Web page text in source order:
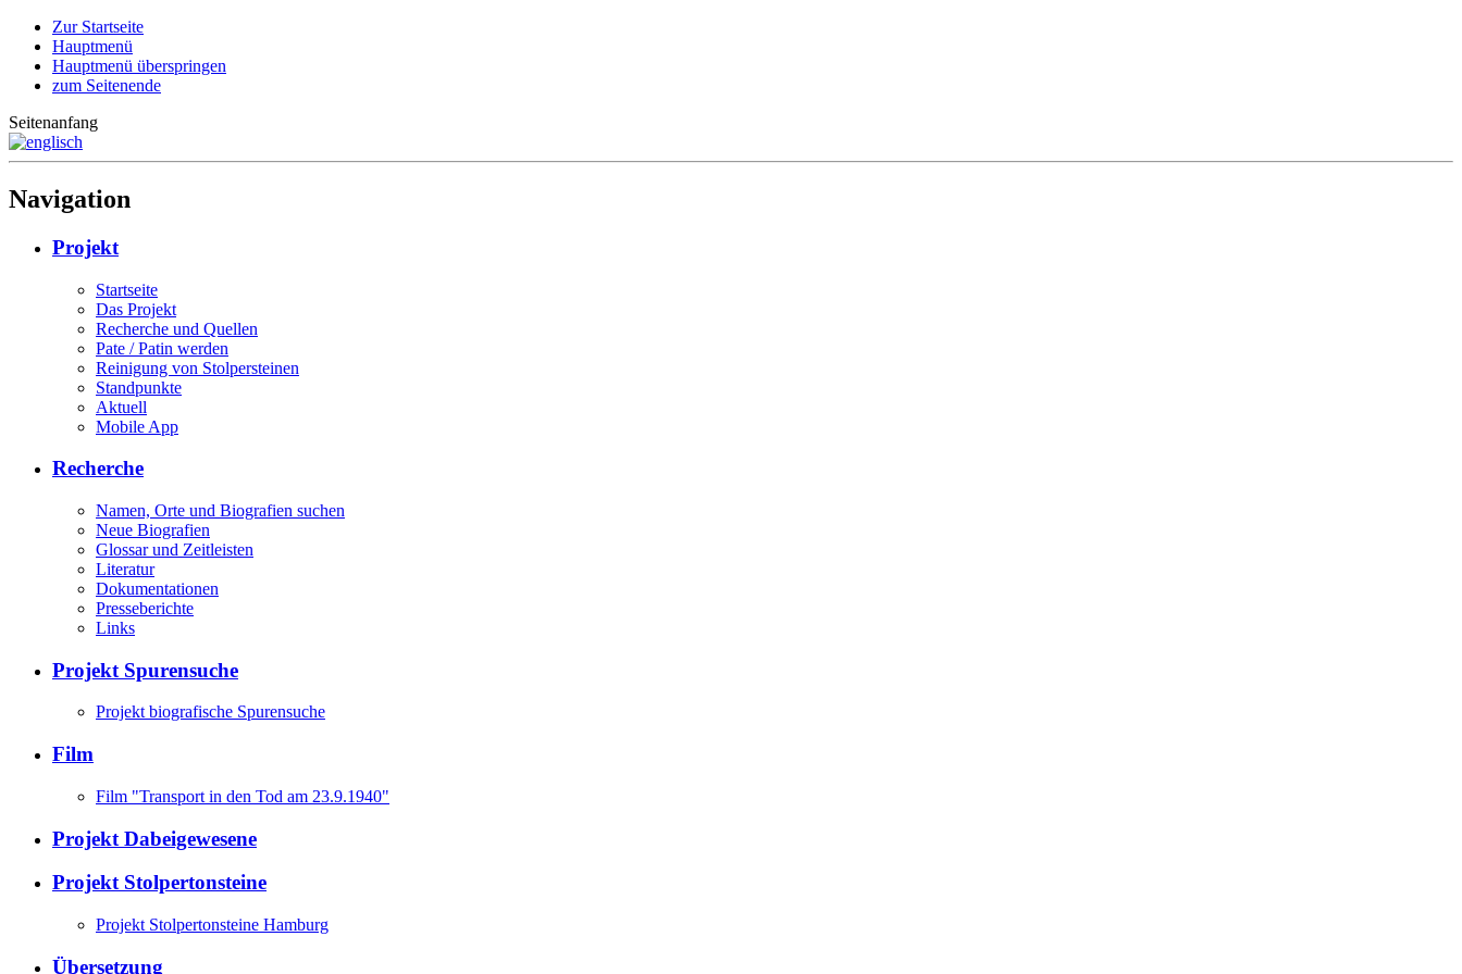
Zur Startseite
Hauptmenü
Hauptmenü überspringen
zum Seitenende
Seitenanfang
Navigation
Projekt
Startseite
Das Projekt
Recherche und Quellen
Pate / Patin werden
Reinigung von Stolpersteinen
Standpunkte
Aktuell
Mobile App
Recherche
Namen, Orte und Biografien suchen
Neue Biografien
Glossar und Zeitleisten
Literatur
Dokumentationen
Presseberichte
Links
Projekt Spurensuche
Projekt biografische Spurensuche
Film
Film "Transport in den Tod am 23.9.1940"
Projekt Dabeigewesene
Projekt Stolpertonsteine
Projekt Stolpertonsteine Hamburg
Übersetzung